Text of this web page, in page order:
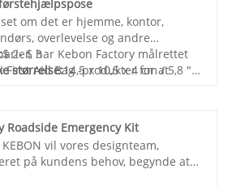
om det er hjemme, kontor,
overlevelse og andre
har Kebon Factory målrettet
First Aid Bag -produkter for at
$ 2- $ 3
størrelse:14,5 x 10,5 x 4 cm / 5,8 "x
Forberedt inden for 5 dage
20 dage-35 dage
Supporttilpasning:
Roadside Emergency Kit
KEBON vil vores designteam,
på kundens behov, begynde at